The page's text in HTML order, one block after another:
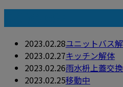
2023.02.28ユニットバス
2023.02.27キッチン解体
2023.02.26雨水枡上蓋交
2023.02.25移動中